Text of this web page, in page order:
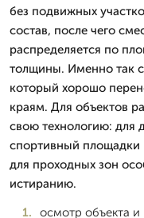
без подвижных
состав, после чего
распределяется по
толщины. Именно так
который хорошо
краям. Для объектов
свою технологию: для
спортивный площадки
для проходных зон
истиранию.
осмотр объекта